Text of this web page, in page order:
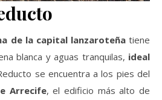
de la capital lanzaroteñatiene
blanca y aguas tranquilas, ideal
se encuentra a los pies del
Arrecife, el edificio más alto de